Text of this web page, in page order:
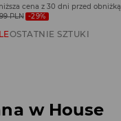
cena z 30 dni przed obniżką
PLN -29%
OSTATNIE SZTUKI
w House